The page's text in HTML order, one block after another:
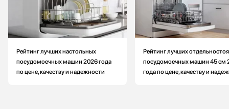
Рейтинг лучших настольных
посудомоечных машин 2026 года
по цене, качеству и надежности
Рейтинг лучших
посудомоечных машин 45 см
года по цене, качеству и